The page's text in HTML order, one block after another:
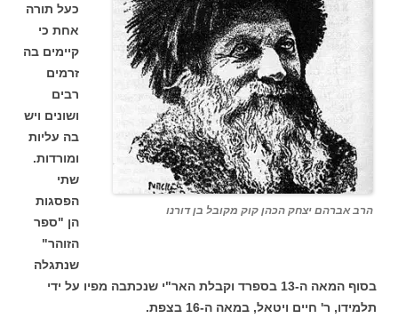
הרב אברהם יצחק הכהן קוק מקובל בן דורנו
כעל תורה
אחת כי
קיימים בה
זרמים
רבים
ושונים ויש
בה עליות
ומורדות.
שתי
הפסגות
הן "ספר
הזוהר"
שנתגלה
בסוף המאה ה-13 בספרד וקבלת האר"י שנכתבה מפיו על ידי
תלמידו, ר' חיים ויטאל, במאה ה-16 בצפת.